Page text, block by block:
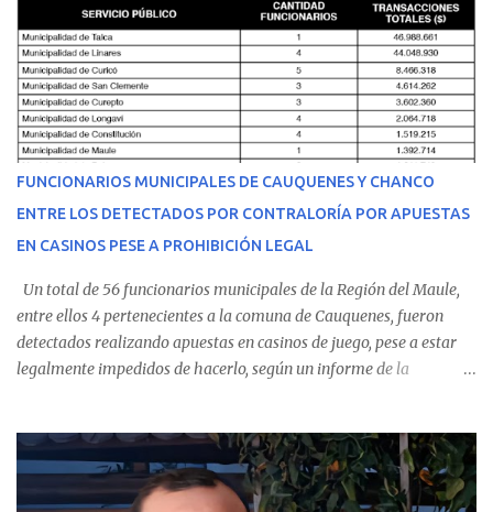
malestares físicos. Dada la complejidad de su estado de salud, el
equipo médico determinó su traslado de urgencia al Hospital
Regional de Talca y dado la urgencia la ambulancia partió hacia
Talca con escolta de Carabineros. En medio del traslado, el
estudiante de medicina de 25 años, se agravó y pese a los esfuerzos
del personal de emergencia terminó falleciendo, sin alcanzar a
recibir atención especializada en el centro de destino. Apenas se
conoció la gravedad de su condición, sus padres —residentes en
Villarrica— se trasladaron a Cauquenes con la esperanza de una
evolución favorable. No obstante, alrededo...
FUNCIONARIOS MUNICIPALES DE CAUQUENES Y CHANCO
ENTRE LOS DETECTADOS POR CONTRALORÍA POR APUESTAS
EN CASINOS PESE A PROHIBICIÓN LEGAL
Un total de 56 funcionarios municipales de la Región del Maule,
entre ellos 4 pertenecientes a la comuna de Cauquenes, fueron
detectados realizando apuestas en casinos de juego, pese a estar
legalmente impedidos de hacerlo, según un informe de la
estableció que estos funcionarios —quienes administran o
custodian fondos públicos— efectuaron transacciones por un
monto total de $116.075.918 entre enero de 2024 y junio de 2025.